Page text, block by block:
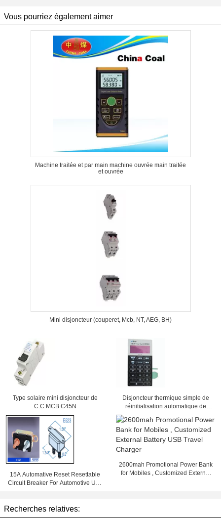
Vous pourriez également aimer
Machine traitée et par main machine ouvrée main traitée
et ouvrée
Mini disjoncteur (couperet, Mcb, NT, AEG, BH)
Type solaire mini disjoncteur de
C.C MCB C45N
Disjoncteur thermique simple de
réinitialisation automatique de
Poole Typer, disjoncteur d'escale
15A Automative Reset Resettable
Circuit Breaker For Automotive Use
2600mah Promotional Power Bank
for Mobiles , Customized External
Recherches relatives: